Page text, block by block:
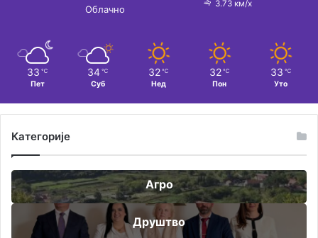
Облачно
3.73 км/х
33 ℃
Пет
34 ℃
Суб
32 ℃
Нед
32 ℃
Пон
33 ℃
Уто
Категорије
Агро
Друштво